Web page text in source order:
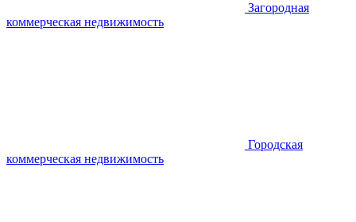
Загородная
коммерческая недвижимость
Городская
коммерческая недвижимость